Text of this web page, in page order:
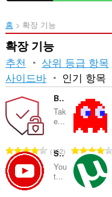
홈 확장 기능
확장 기능
추천 상위 등급 항목
사이드바
인기 항목
Browser Lock
Tak
e...
총
등
급
162
Sidebar for Youtube Music
You
t...